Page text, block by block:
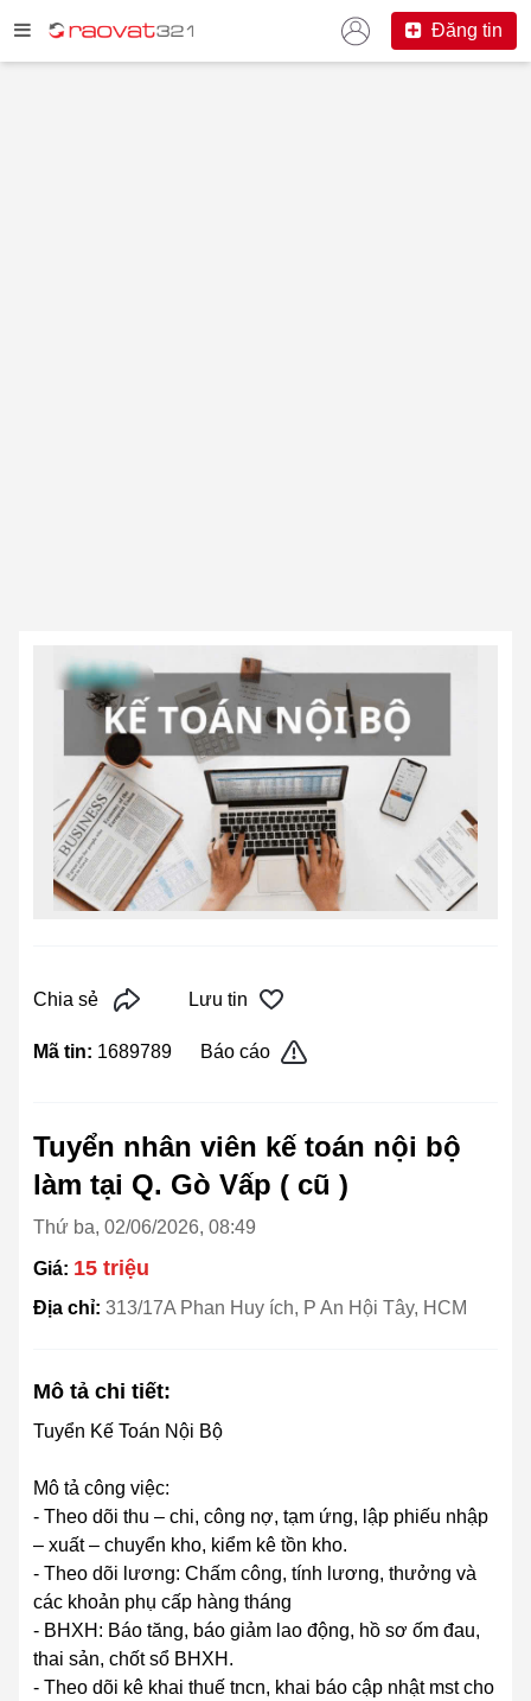
Đăng tin
Chia sẻ Lưu tin
Mã tin: 1689789 Báo cáo
Tuyển nhân viên kế toán nội bộ
làm tại Q. Gò Vấp ( cũ )
Thứ ba, 02/06/2026, 08:49
Giá: 15 triệu
Địa chỉ: 313/17A Phan Huy ích, P An Hội Tây, HCM
Mô tả chi tiết:
Tuyển Kế Toán Nội Bộ
Mô tả công việc:
- Theo dõi thu – chi, công nợ, tạm ứng, lập phiếu nhập
– xuất – chuyển kho, kiểm kê tồn kho.
- Theo dõi lương: Chấm công, tính lương, thưởng và
các khoản phụ cấp hàng tháng
- BHXH: Báo tăng, báo giảm lao động, hồ sơ ốm đau,
thai sản, chốt sổ BHXH.
- Theo dõi kê khai thuế tncn, khai báo cập nhật mst cho